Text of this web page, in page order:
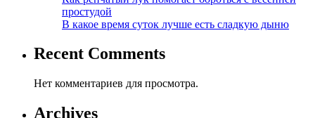
простудой
В какое время суток лучше есть сладкую дыню
Recent Comments
Нет комментариев для просмотра.
Archives